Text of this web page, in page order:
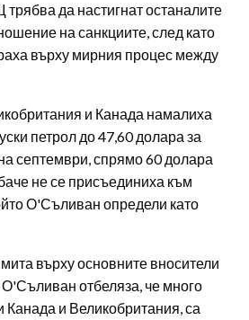
да настигнат останалите
на санкциите, след като
върху мирния процес между
и Канада намалиха
петрол до 47,60 долара за
септември, спрямо 60 долара
не се присъединиха към
О'Съливан определи като
върху основните вносители
О'Съливан отбеляза, че много
Канада и Великобритания, са